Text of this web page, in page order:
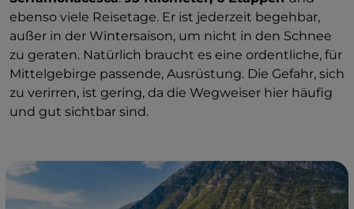
ebenso viele Reisetage. Er ist jederzeit begehbar,
außer in der Wintersaison, um nicht in den Schnee
zu geraten. Natürlich braucht es eine ordentliche, für
Mittelgebirge passende, Ausrüstung. Die Gefahr, sich
zu verirren, ist gering, da die Wegweiser hier häufig
und gut sichtbar sind.